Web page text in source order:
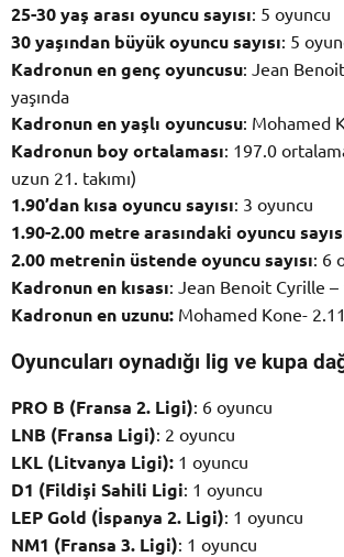
25-30 yaş arası oyuncu sayısı: 5 oyuncu
30 yaşından büyük oyuncu sayısı: 5
Kadronun en genç oyuncusu: Jean
yaşında
Kadronun en yaşlı oyuncusu: Mohamed
Kadronun boy ortalaması: 197.0
uzun 21. takımı)
1.90’dan kısa oyuncu sayısı: 3 oyuncu
1.90-2.00 metre arasındaki oyuncu
2.00 metrenin üstende oyuncu sayısı: 6
Kadronun en kısası: Jean Benoit Cyrille –
Kadronun en uzunu: Mohamed Kone- 2.11
Oyuncuları oynadığı lig ve kupa
PRO B (Fransa 2. Ligi): 6 oyuncu
LNB (Fransa Ligi): 2 oyuncu
LKL (Litvanya Ligi): 1 oyuncu
D1 (Fildişi Sahili Ligi: 1 oyuncu
LEP Gold (İspanya 2. Ligi): 1 oyuncu
NM1 (Fransa 3. Ligi): 1 oyuncu